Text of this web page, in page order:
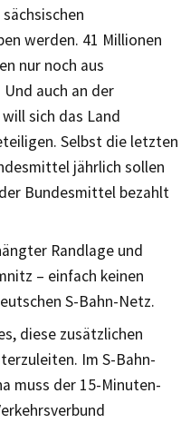
werden. 41 Millionen
nur noch aus
auch an der
sich das Land
Selbst die letzten
jährlich sollen
Bundesmittel bezahlt
Randlage und
– einfach keinen
S-Bahn-Netz.
diese zusätzlichen
Im S-Bahn-
muss der 15-Minuten-